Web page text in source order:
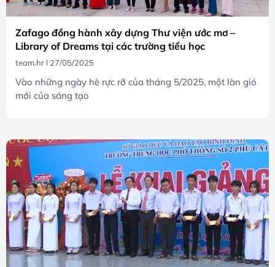
Zafago đồng hành xây dựng Thư viện ước mơ –
Library of Dreams tại các trường tiểu học
team.hr 27/05/2025
Vào những ngày hè rực rỡ của tháng 5/2025, một làn gió
mới của sáng tạo